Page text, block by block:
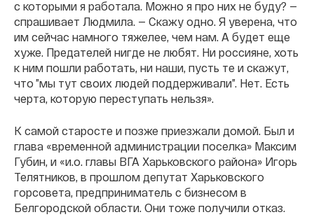
с которыми я работала. Можно я про них не буду? —
спрашивает Людмила. — Скажу одно. Я уверена, что
им сейчас намного тяжелее, чем нам. А будет еще
хуже. Предателей нигде не любят. Ни россияне, хоть
к ним пошли работать, ни наши, пусть те и скажут,
что ”мы тут своих людей поддерживали”. Нет. Есть
черта, которую переступать нельзя».
К самой старосте и позже приезжали домой. Был и
глава «временной администрации поселка» Максим
Губин, и «и.о. главы ВГА Харьковского района» Игорь
Телятников, в прошлом депутат Харьковского
горсовета, предприниматель с бизнесом в
Белгородской области. Они тоже получили отказ.